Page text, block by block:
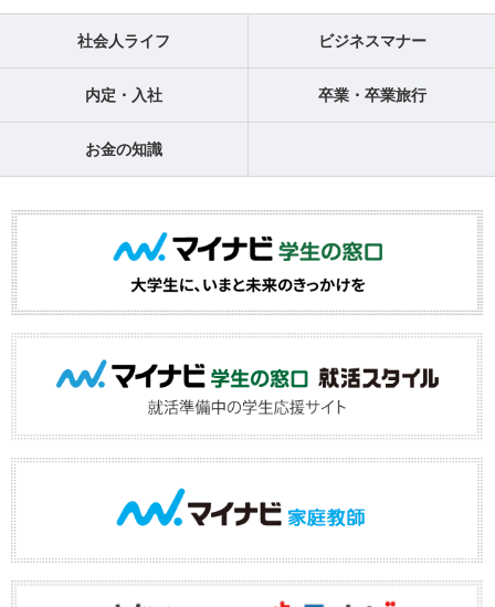
社会人ライフ ビジネスマナー
内定・入社 卒業・卒業旅行
お金の知識